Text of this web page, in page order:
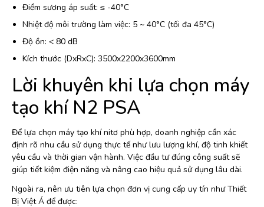
Điểm sương áp suất: ≤ -40°C
Nhiệt độ môi trường làm việc: 5 ~ 40°C (tối đa 45°C)
Độ ồn: < 80 dB
Kích thước (DxRxC): 3500x2200x3600mm
Lời khuyên khi lựa chọn máy
tạo khí N2 PSA
Để lựa chọn máy tạo khí nitơ phù hợp, doanh nghiệp cần xác
định rõ nhu cầu sử dụng thực tế như lưu lượng khí, độ tinh khiết
yêu cầu và thời gian vận hành. Việc đầu tư đúng công suất sẽ
giúp tiết kiệm điện năng và nâng cao hiệu quả sử dụng lâu dài.
Ngoài ra, nên ưu tiên lựa chọn đơn vị cung cấp uy tín như Thiết
Bị Việt Á để được: